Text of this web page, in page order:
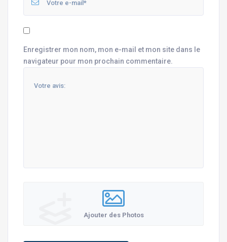
Enregistrer mon nom, mon e-mail et mon site dans le
navigateur pour mon prochain commentaire.
Ajouter des Photos